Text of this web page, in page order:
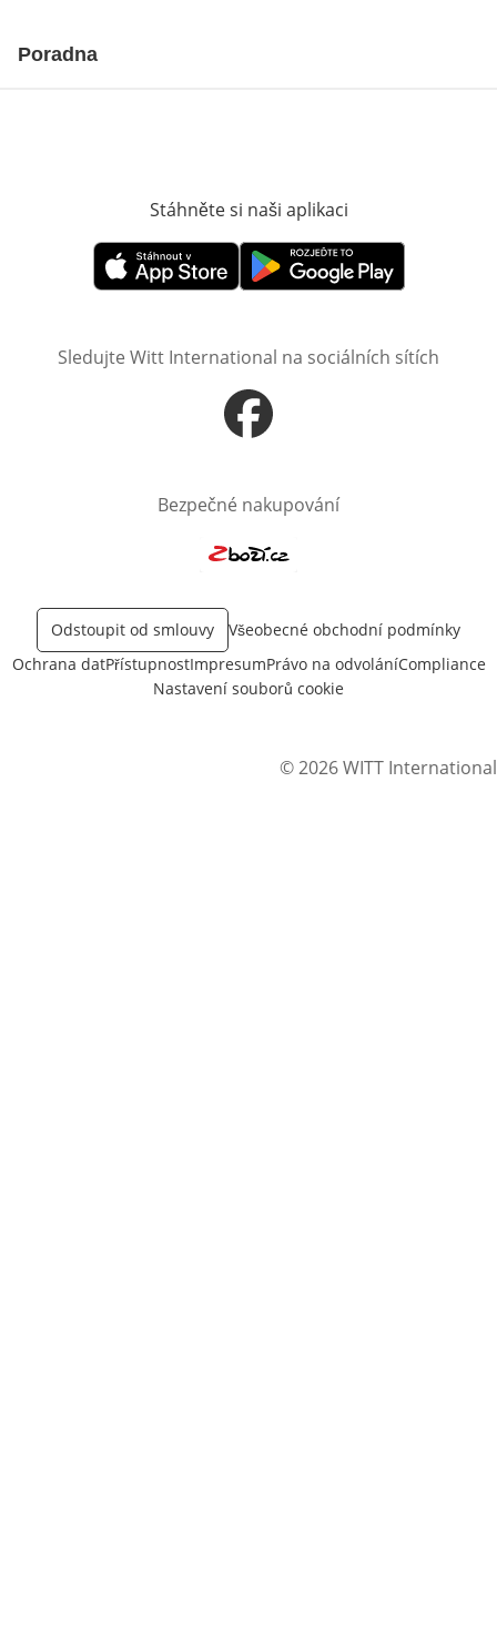
Poradna
Stáhněte si naši aplikaci
Otevře v novém okněOtevře v novém okně
Sledujte Witt International na sociálních sítích
Otevře v novém okně
Bezpečné nakupování
Odstoupit od smlouvy
Všeobecné obchodní podmínky
Ochrana datPřístupnostImpresumPrávo na odvoláníCompliance
Nastavení souborů cookie
© 2026 WITT International